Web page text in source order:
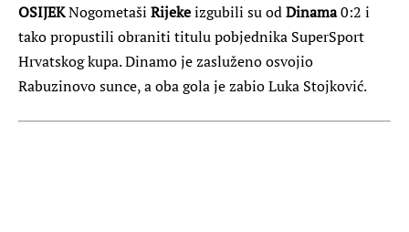
OSIJEKNogometaši Rijekeizgubili su odDinama0:2 i
tako propustili obraniti titulu pobjednika SuperSport
Hrvatskog kupa. Dinamo je zasluženo osvojio
Rabuzinovo sunce, a oba gola je zabio Luka Stojković.